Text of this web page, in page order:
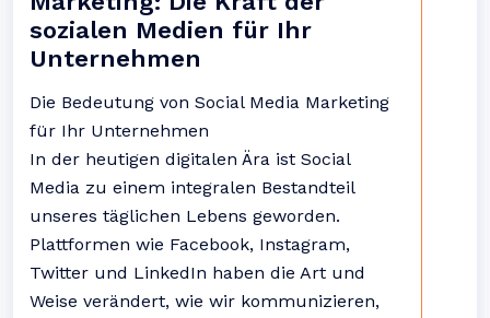
sozialen Medien für Ihr
Unternehmen
Die Bedeutung von Social Media Marketing
für Ihr Unternehmen
In der heutigen digitalen Ära ist Social
Media zu einem integralen Bestandteil
unseres täglichen Lebens geworden.
Plattformen wie Facebook, Instagram,
Twitter und LinkedIn haben die Art und
Weise verändert, wie wir kommunizieren,